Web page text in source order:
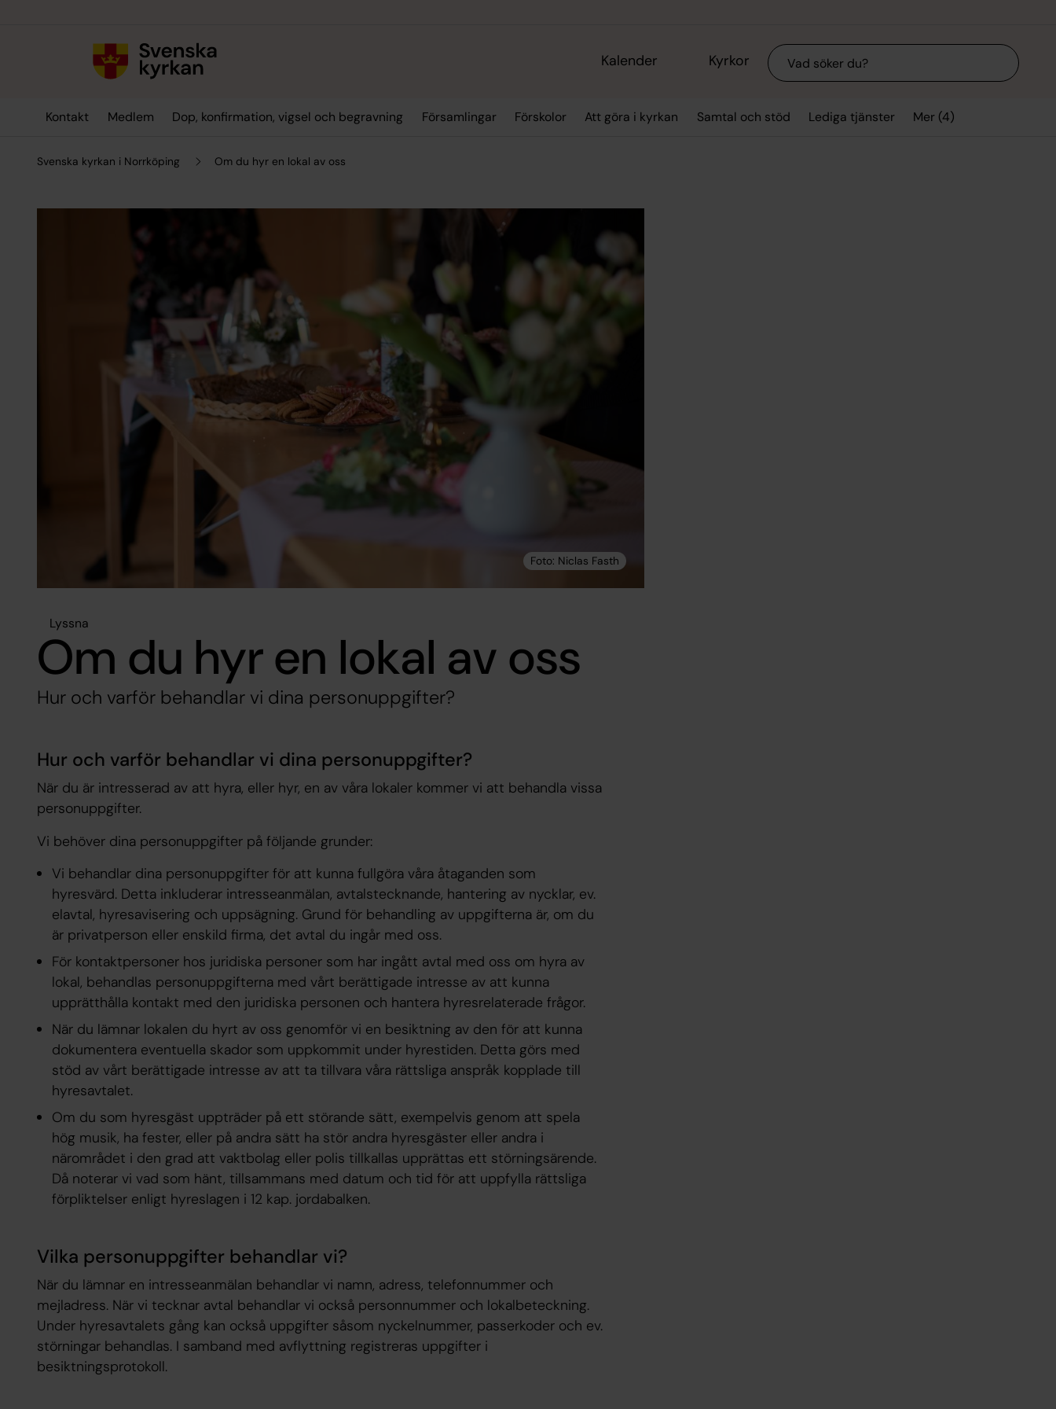
Kalender Kyrkor Sök
Kontakt Medlem Dop, konfirmation, vigsel och begravning Församlingar Förskolor Att göra i kyrkan Samtal och stöd Lediga tjänster Mer (4)
Svenska kyrkan i Norrköping Om du hyr en lokal av oss
Lyssna
Om du hyr en lokal av oss
Hur och varför behandlar vi dina personuppgifter?
Hur och varför behandlar vi dina personuppgifter?
När du är intresserad av att hyra, eller hyr, en av våra lokaler kommer vi att behandla vissa
personuppgifter.
Vi behöver dina personuppgifter på följande grunder:
Vi behandlar dina personuppgifter för att kunna fullgöra våra åtaganden som
hyresvärd. Detta inkluderar intresseanmälan, avtalstecknande, hantering av nycklar, ev.
elavtal, hyresavisering och uppsägning. Grund för behandling av uppgifterna är, om du
är privatperson eller enskild firma, det avtal du ingår med oss.
För kontaktpersoner hos juridiska personer som har ingått avtal med oss om hyra av
lokal, behandlas personuppgifterna med vårt berättigade intresse av att kunna
upprätthålla kontakt med den juridiska personen och hantera hyresrelaterade frågor.
När du lämnar lokalen du hyrt av oss genomför vi en besiktning av den för att kunna
dokumentera eventuella skador som uppkommit under hyrestiden. Detta görs med
stöd av vårt berättigade intresse av att ta tillvara våra rättsliga anspråk kopplade till
hyresavtalet.
Om du som hyresgäst uppträder på ett störande sätt, exempelvis genom att spela
hög musik, ha fester, eller på andra sätt ha stör andra hyresgäster eller andra i
närområdet i den grad att vaktbolag eller polis tillkallas upprättas ett störningsärende.
Då noterar vi vad som hänt, tillsammans med datum och tid för att uppfylla rättsliga
förpliktelser enligt hyreslagen i 12 kap. jordabalken.
Vilka personuppgifter behandlar vi?
När du lämnar en intresseanmälan behandlar vi namn, adress, telefonnummer och
mejladress. När vi tecknar avtal behandlar vi också personnummer och lokalbeteckning.
Under hyresavtalets gång kan också uppgifter såsom nyckelnummer, passerkoder och ev.
störningar behandlas. I samband med avflyttning registreras uppgifter i
besiktningsprotokoll.